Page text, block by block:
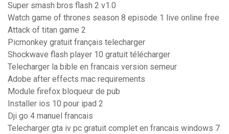
Super smash bros flash 2 v1.0
Watch game of thrones season 8 episode 1 live online free
Attack of titan game 2
Picmonkey gratuit français telecharger
Shockwave flash player 10 gratuit télécharger
Telecharger la bible en francais version semeur
Adobe after effects mac requirements
Module firefox bloqueur de pub
Installer ios 10 pour ipad 2
Dji go 4 manuel francais
Telecharger gta iv pc gratuit complet en francais windows 7